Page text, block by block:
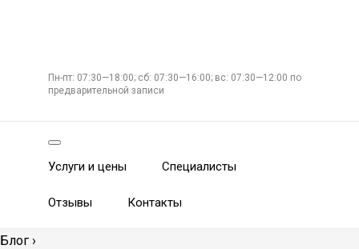
Пн-пт: 07:30—18:00; сб: 07:30—16:00; вс: 07:30—12:00 по
предварительной записи
Услуги и цены Специалисты
Отзывы Контакты
Блог ›